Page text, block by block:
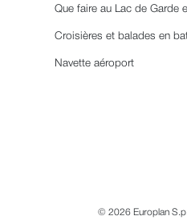
Que faire au Lac de Garde
Croisières et balades en
Navette aéroport
© 2026 Europlan